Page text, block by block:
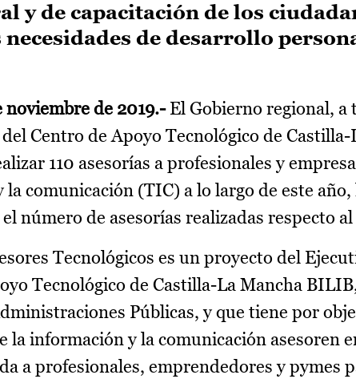
y de capacitación de los
de desarrollo
noviembre de 2019.-El Gobierno regional, a
Centro de Apoyo Tecnológico de
110 asesorías a profesionales y
comunicación (TIC) a lo largo de este
número de asesorías realizadas respecto
Tecnológicos es un proyecto del
Tecnológico de Castilla-La Mancha
Públicas, y que tiene por
la información y la comunicación asesoren
a profesionales, emprendedores y pymes